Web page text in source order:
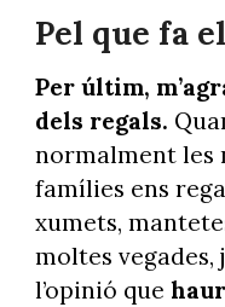
Pel que fa
Per últim,
dels regals.
normalment les
famílies ens
xumets,
moltes
l’opinió que